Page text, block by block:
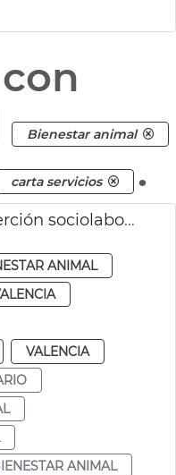
Bienestar animal
carta servicios .
Cartas de servicios Inserción sociolaboral y Bienestar Animal
ANIMAL
VALENCIA
ANIMAL